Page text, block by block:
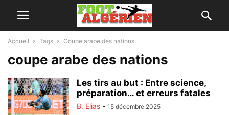
Accueil Tags Coupe arabe des nations
coupe arabe des nations
Les tirs au but : Entre science,
préparation… et erreurs fatales
B. Elias - 15 décembre 2025